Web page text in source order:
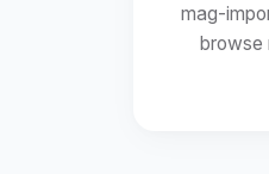
mag-
browse